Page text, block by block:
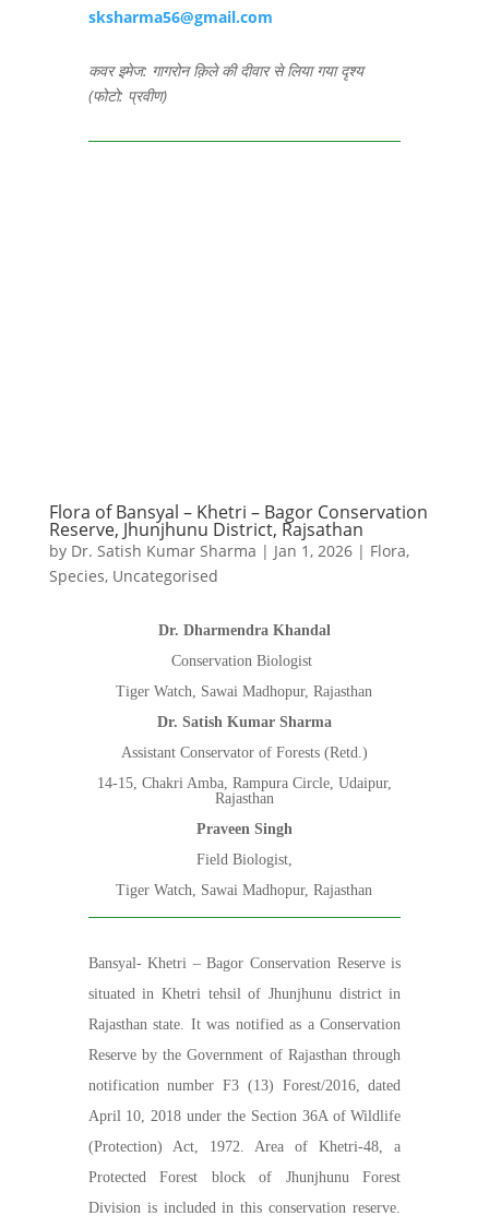
sksharma56@gmail.com
कवर इमेज: गागरोन क़िले की दीवार से लिया गया दृश्य
(फोटो: प्रवीण)
Flora of Bansyal – Khetri – Bagor Conservation
Reserve, Jhunjhunu District, Rajsathan
by Dr. Satish Kumar Sharma | Jan 1, 2026| Flora,
Species, Uncategorised
Dr. Dharmendra Khandal
Conservation Biologist
Tiger Watch, Sawai Madhopur, Rajasthan
Dr. Satish Kumar Sharma
Assistant Conservator of Forests (Retd.)
14-15, Chakri Amba, Rampura Circle, Udaipur,
Rajasthan
Praveen Singh
Field Biologist,
Tiger Watch, Sawai Madhopur, Rajasthan
Bansyal- Khetri – Bagor Conservation Reserve is
situated in Khetri tehsil of Jhunjhunu district in
Rajasthan state. It was notified as a Conservation
Reserve by the Government of Rajasthan through
notification number F3 (13) Forest/2016, dated
April 10, 2018 under the Section 36A of Wildlife
(Protection) Act, 1972. Area of Khetri-48, a
Protected Forest block of Jhunjhunu Forest
Division is included in this conservation reserve.